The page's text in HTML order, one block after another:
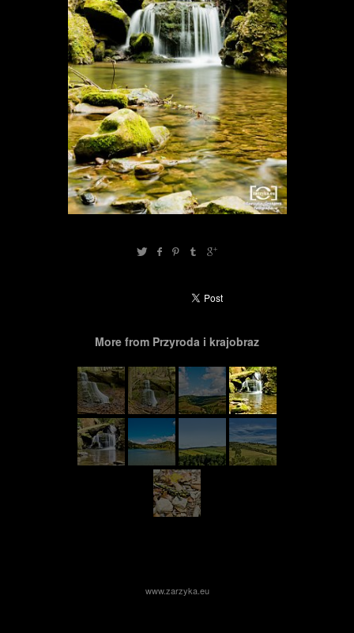
More from Przyroda i krajobraz
www.zarzyka.eu